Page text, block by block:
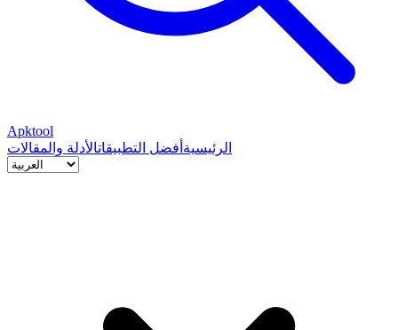
Apktool
الرئيسية أفضل التطبيقاتالأدلة والمقالات